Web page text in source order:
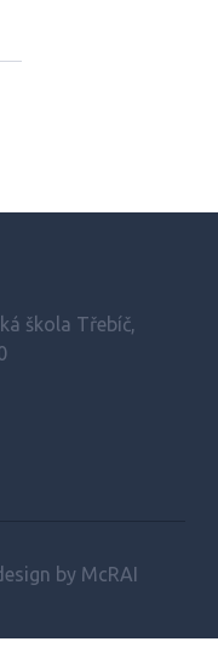
škola Třebíč,
by McRAI